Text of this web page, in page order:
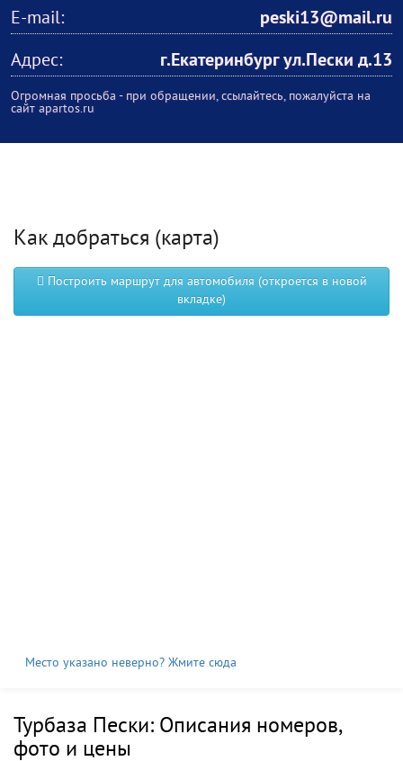
E-mail:
peski13@mail.ru
Адрес:
г.Екатеринбург ул.Пески д.13
Огромная просьба - при обращении, ссылайтесь, пожалуйста на
сайт apartos.ru
Как добраться (карта)
Построить маршрут для автомобиля (откроется в новой
вкладке)
Место указано неверно? Жмите сюда
Турбаза Пески: Описания номеров,
фото и цены